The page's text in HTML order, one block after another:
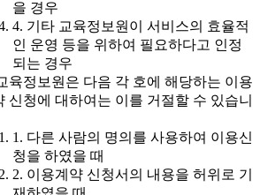
을 경우
4. 기타 교육정보원이 서비스의 효율적
인 운영 등을 위하여 필요하다고 인정
되는 경우
육정보원은 다음 각 호에 해당하는 이용
신청에 대하여는 이를 거절할 수 있습니
1. 다른 사람의 명의를 사용하여 이용신
청을 하였을 때
2. 이용계약 신청서의 내용을 허위로 기